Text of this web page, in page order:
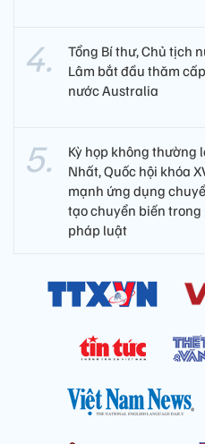
Tổng Bí thư, Chủ tịch
Lâm bắt đầu thăm
nước Australia
Kỳ họp không thường
Nhất, Quốc hội khóa
mạnh ứng dụng
tạo chuyển biến trong
pháp luật